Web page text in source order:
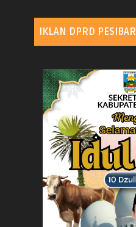
IKLAN DPRD PESIBAR